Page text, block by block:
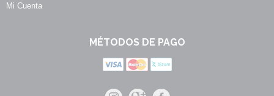
Mi Cuenta
MÉTODOS DE PAGO